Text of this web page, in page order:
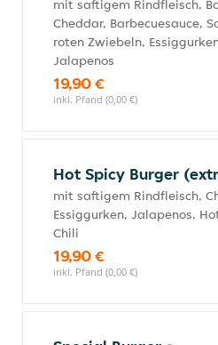
mit saftigem Rindfleisch,
Cheddar, Barbecuesauce,
roten Zwiebeln,
Jalapenos
19,90 €
inkl. Pfand (0,00 €)
Hot Spicy Burger
mit saftigem Rindfleisch,
Essiggurken, Jalapenos,
Chili
19,90 €
inkl. Pfand (0,00 €)